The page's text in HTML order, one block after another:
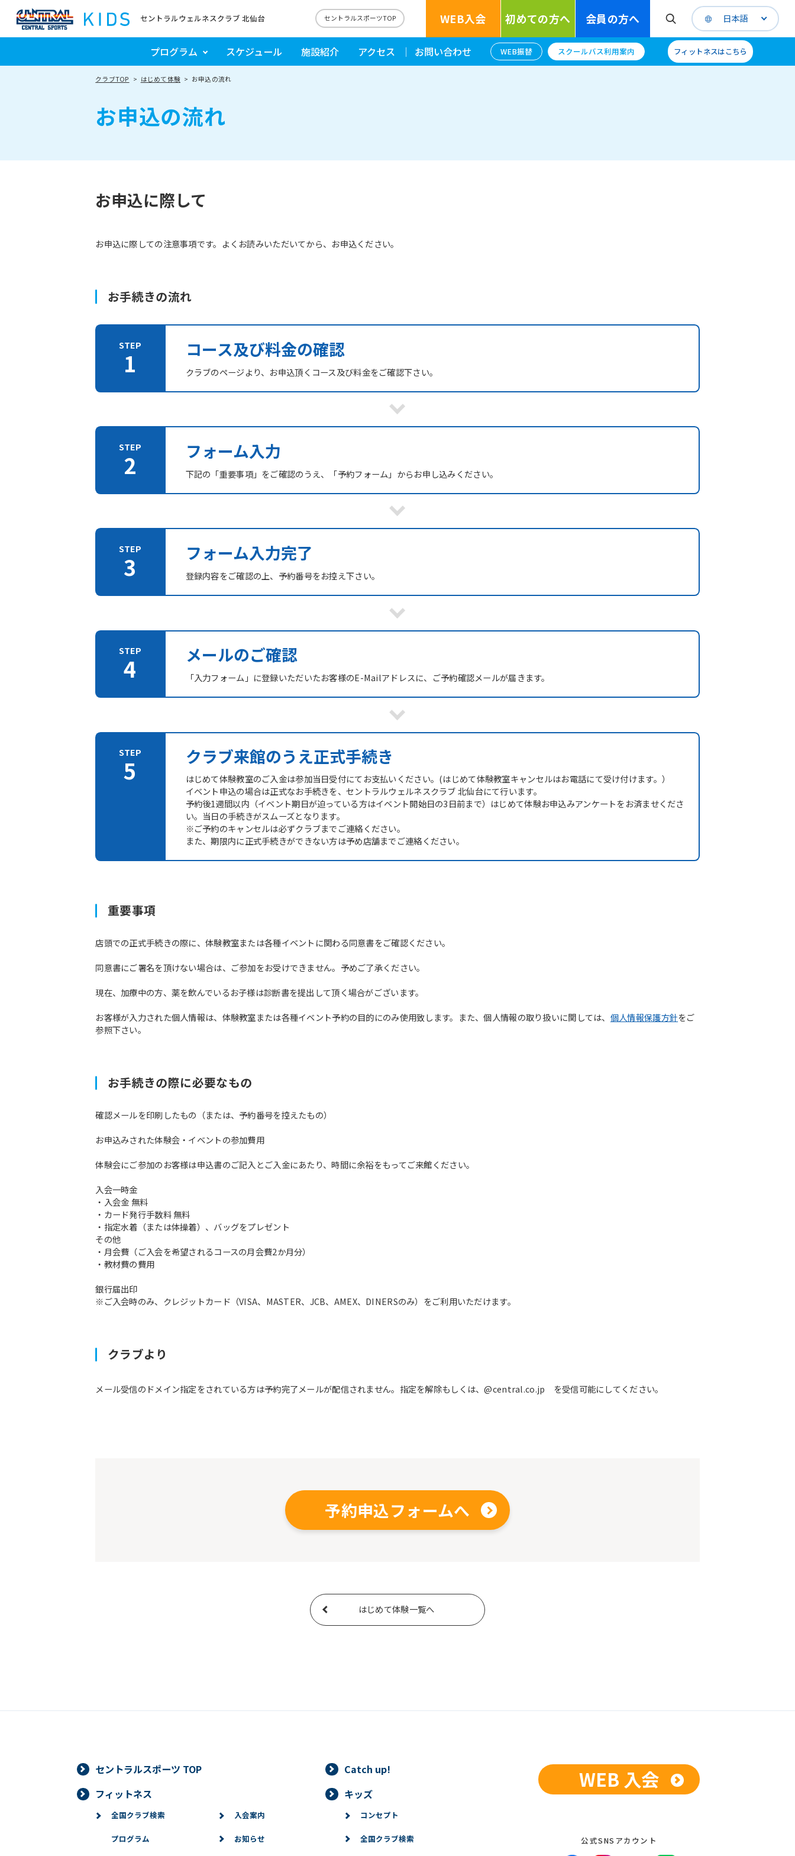
セントラルウェルネスクラブ 北仙台 セントラルスポーツTOP WEB入会 初めての方へ 会員の方へ 日本語
プログラム スケジュール 施設紹介 アクセス お問い合わせ WEB振替 スクールバス利用案内 フィットネスはこちら
クラブTOP はじめて体験 お申込の流れ
お申込の流れ
お申込に際して
お申込に際しての注意事項です。よくお読みいただいてから、お申込ください。
お手続きの流れ
コース及び料金の確認
クラブのページより、お申込頂くコース及び料金をご確認下さい。
フォーム入力
下記の「重要事項」をご確認のうえ、「予約フォーム」からお申し込みください。
フォーム入力完了
登録内容をご確認の上、予約番号をお控え下さい。
メールのご確認
「入力フォーム」に登録いただいたお客様のE-Mailアドレスに、ご予約確認メールが届きます。
クラブ来館のうえ正式手続き
はじめて体験教室のご入金は参加当日受付にてお支払いください。(はじめて体験教室キャンセルはお電話にて受け付けます。）
イベント申込の場合は正式なお手続きを、セントラルウェルネスクラブ 北仙台にて行います。
予約後1週間以内（イベント期日が迫っている方はイベント開始日の3日前まで）はじめて体験お申込みアンケートをお済ませくださ
い。当日の手続きがスムーズとなります。
※ご予約のキャンセルは必ずクラブまでご連絡ください。
また、期限内に正式手続きができない方は予め店舗までご連絡ください。
重要事項
店頭での正式手続きの際に、体験教室または各種イベントに関わる同意書をご確認ください。
同意書にご署名を頂けない場合は、ご参加をお受けできません。予めご了承ください。
現在、加療中の方、薬を飲んでいるお子様は診断書を提出して頂く場合がございます。
お客様が入力された個人情報は、体験教室または各種イベント予約の目的にのみ使用致します。また、個人情報の取り扱いに関しては、 個人情報保護方針をご
参照下さい。
お手続きの際に必要なもの
確認メールを印刷したもの（または、予約番号を控えたもの）
お申込みされた体験会・イベントの参加費用
体験会にご参加のお客様は申込書のご記入とご入金にあたり、時間に余裕をもってご来館ください。
入会一時金
・入会金 無料
・カード発行手数料 無料
・指定水着（または体操着）、バッグをプレゼント
その他
・月会費（ご入会を希望されるコースの月会費2か月分）
・教材費の費用
銀行届出印
※ご入会時のみ、クレジットカード（VISA、MASTER、JCB、AMEX、DINERSのみ）をご利用いただけます。
クラブより
メール受信のドメイン指定をされている方は予約完了メールが配信されません。指定を解除もしくは、@central.co.jp を受信可能にしてください。
予約申込フォームへ
はじめて体験一覧へ
For foreigners
Central Sports official website is
automatically translated into
English. Click the link below (start
automatic translation) to return to
The translation may differ from the
セントラルスポーツ TOP
Catch up!
フィットネス
全国クラブ検索
プログラム
入会案内
お知らせ
キッズ
コンセプト
全国クラブ検索
WEB 入会
公式SNSアカウント